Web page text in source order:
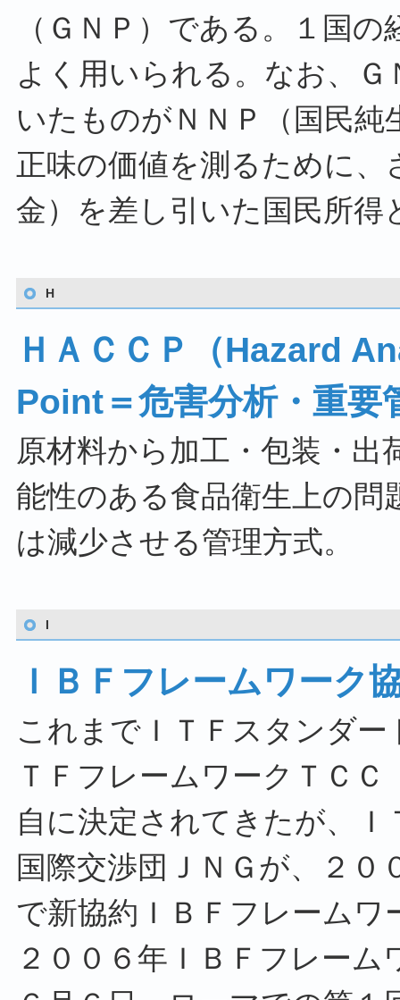
（ＧＮＰ）である。１国
よく用いられる。なお、
いたものがＮＮＰ（国民
正味の価値を測るために
金）を差し引いた国民所
H
ＨＡＣＣＰ（Hazard
Point＝危害分析・重要
原材料から加工・包装・
能性のある食品衛生上の問
は減少させる管理方式。
I
ＩＢＦフレームワーク
これまでＩＴＦスタンダ
ＴＦフレームワークＴＣ
自に決定されてきたが、
国際交渉団ＪＮＧが、２
で新協約ＩＢＦフレームワ
２００６年ＩＢＦフレー